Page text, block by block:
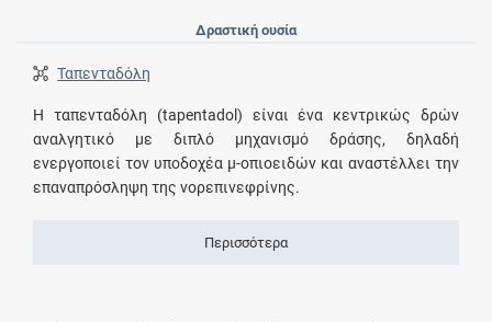
Δραστική ουσία
Ταπενταδόλη
Η ταπενταδόλη (tapentadol) είναι ένα κεντρικώς δρών
αναλγητικό με διπλό μηχανισμό δράσης, δηλαδή
ενεργοποιεί τον υποδοχέα μ-οπιοειδών και αναστέλλει την
επαναπρόσληψη της νορεπινεφρίνης.
Περισσότερα